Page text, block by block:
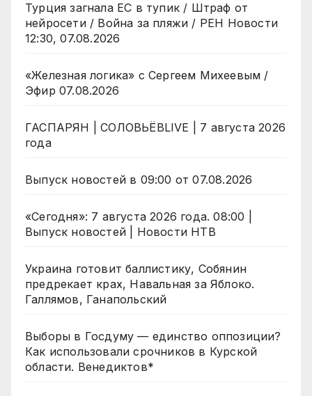
Турция загнала ЕС в тупик / Штраф от
нейросети / Война за пляжи / РЕН Новости
12:30, 07.08.2026
«Железная логика» с Сергеем Михеевым /
Эфир 07.08.2026
ГАСПАРЯН | СОЛОВЬЁВLIVE | 7 августа 2026
года
Выпуск новостей в 09:00 от 07.08.2026
«Сегодня»: 7 августа 2026 года. 08:00 |
Выпуск новостей | Новости НТВ
Украина готовит баллистику, Собянин
предрекает крах, Навальная за Яблоко.
Галлямов, Ганапольский
Выборы в Госдуму — единство оппозиции?
Как использовали срочников в Курской
области. Венедиктов*